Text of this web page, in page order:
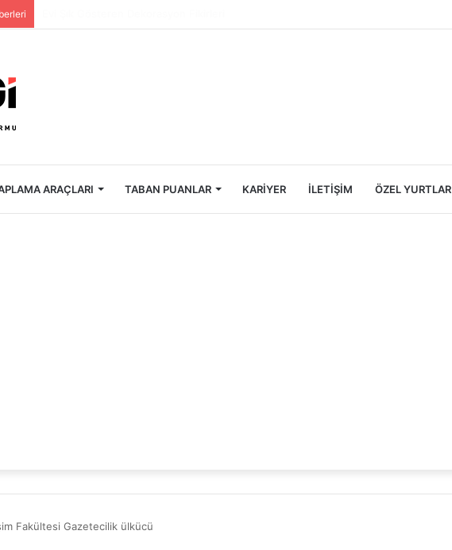
ARAÇLARI TABAN PUANLAR KARIYER İLETIŞIM ÖZEL YURTLAR
Fakültesi Gazetecilik ülkücü